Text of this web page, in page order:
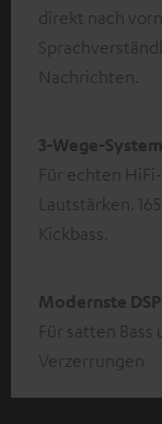
direkt nach
Nachrichten.
3-Wege-System
Für echten
Lautstärken.
Kickbass.
Modernste
Für satten
Verzerrungen